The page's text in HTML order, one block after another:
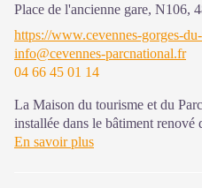
Place de l'ancienne gare, N106,
https://www.cevennes-gorges-
info@cevennes-parcnational.fr
04 66 45 01 14
La Maison du tourisme et du
installée dans le bâtiment renové
la N106. C'est un espace ,
En savoir plus